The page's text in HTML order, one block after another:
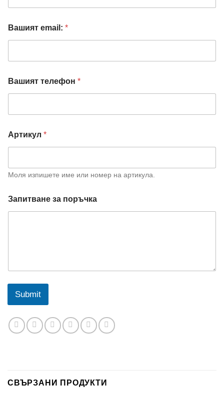
а
ш
т
е
л
ф
н
и
а
н
Вашият email: *
Вашият телефон *
Артикул *
Моля изпишете име или номер на артикула.
Запитване за поръчка
Submit
СВЪРЗАНИ ПРОДУКТИ